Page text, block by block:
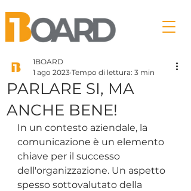
PARLARE SI, MA
ANCHE BENE!
1BOARD
1 ago 2023 Tempo di lettura: 3 min
In un contesto aziendale, la
comunicazione è un elemento
chiave per il successo
dell'organizzazione. Un aspetto
spesso sottovalutato della